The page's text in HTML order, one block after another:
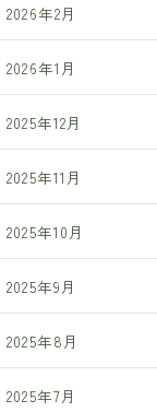
2026年2月
2026年1月
2025年12月
2025年11月
2025年10月
2025年9月
2025年8月
2025年7月